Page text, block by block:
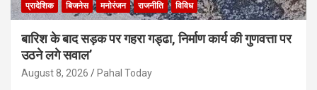
प्रादेशिक
बिजनेस मनोरंजन राजनीति विविध
बारिश के बाद सड़क पर गहरा गड्ढा, निर्माण कार्य की गुणवत्ता पर
उठने लगे सवाल’
August 8, 2026 Pahal Today